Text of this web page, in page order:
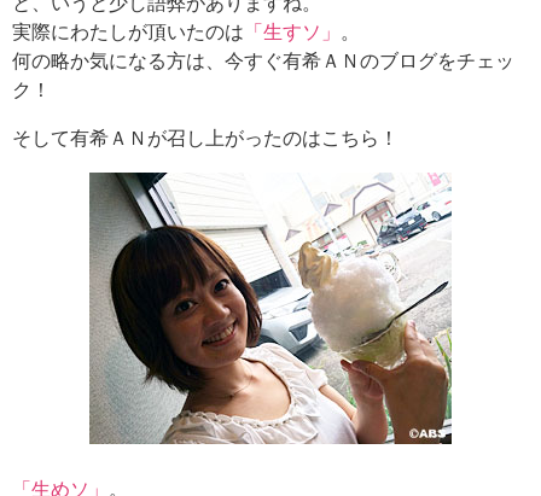
実際にわたしが頂いたのは 「生すソ」 。
何の略か気になる方は、今すぐ有希ＡＮのブログをチェッ
ク！
そして有希ＡＮが召し上がったのはこちら！
「生めソ」 。